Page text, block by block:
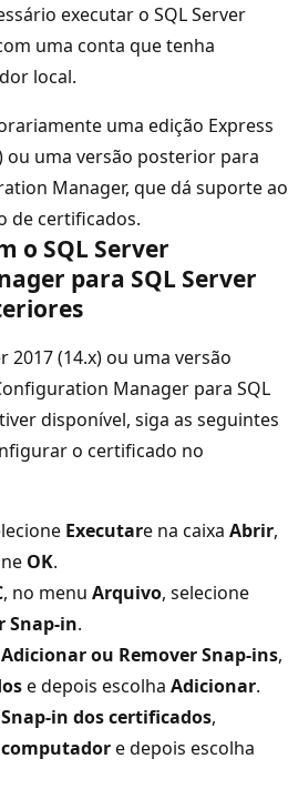
executar o SQL Server
uma conta que tenha
local.
uma edição Express
ou uma versão posterior para
Manager, que dá suporte ao
de certificados.
o SQL Server
para SQL Server
2017 (14.x) ou uma versão
Manager para SQL
disponível, siga as seguintes
o certificado no
Executare na caixa Abrir,
OK.
, no menu Arquivo, selecione
Snap-in.
Adicionar ou Remover Snap-ins,
e depois escolha Adicionar.
Snap-in dos certificados,
e depois escolha